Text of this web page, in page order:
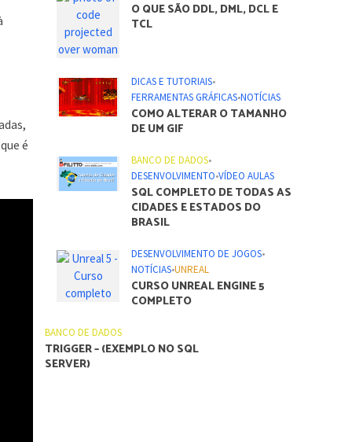
é
O QUE SÃO DDL, DML, DCL E
TCL
DICAS E TUTORIAIS•
FERRAMENTAS GRÁFICAS•NOTÍCIAS
COMO ALTERAR O TAMANHO
DE UM GIF
BANCO DE DADOS•
DESENVOLVIMENTO•VÍDEO AULAS
SQL COMPLETO DE TODAS AS
CIDADES E ESTADOS DO
BRASIL
DESENVOLVIMENTO DE JOGOS•
NOTÍCIAS•UNREAL
CURSO UNREAL ENGINE 5
COMPLETO
BANCO DE DADOS
TRIGGER – (EXEMPLO NO SQL
SERVER)